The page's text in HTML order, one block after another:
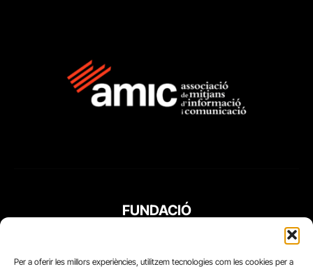
Per a oferir les millors experiències, utilitzem tecnologies com les cookies per a
FUNDACIÓ